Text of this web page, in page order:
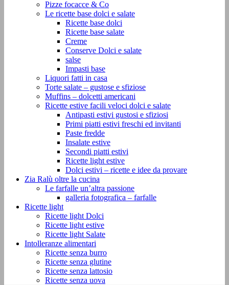
Pizze focacce & Co
Le ricette base dolci e salate
Ricette base dolci
Ricette base salate
Creme
Conserve Dolci e salate
salse
Impasti base
Liquori fatti in casa
Torte salate – gustose e sfiziose
Muffins – dolcetti americani
Ricette estive facili veloci dolci e salate
Antipasti estivi gustosi e sfiziosi
Primi piatti estivi freschi ed invitanti
Paste fredde
Insalate estive
Secondi piatti estivi
Ricette light estive
Dolci estivi – ricette e idee da provare
Zia Ralù oltre la cucina
Le farfalle un’altra passione
galleria fotografica – farfalle
Ricette light
Ricette light Dolci
Ricette light estive
Ricette light Salate
Intolleranze alimentari
Ricette senza burro
Ricette senza glutine
Ricette senza lattosio
Ricette senza uova